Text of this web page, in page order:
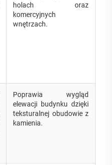
holach oraz
komercyjnych
wnętrzach.
Poprawia wygląd
elewacji budynku dzięki
teksturalnej obudowie z
kamienia.